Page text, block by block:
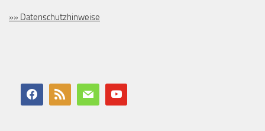
»» Datenschutzhinweise